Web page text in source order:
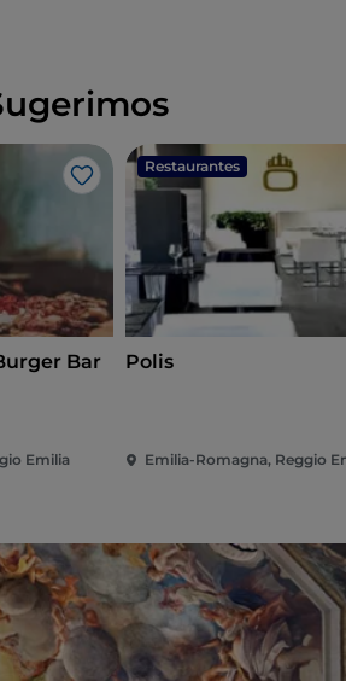
Me gusta
Bar
Emilia
Restaurantes
Polis
Emilia-Romagna, Reggio